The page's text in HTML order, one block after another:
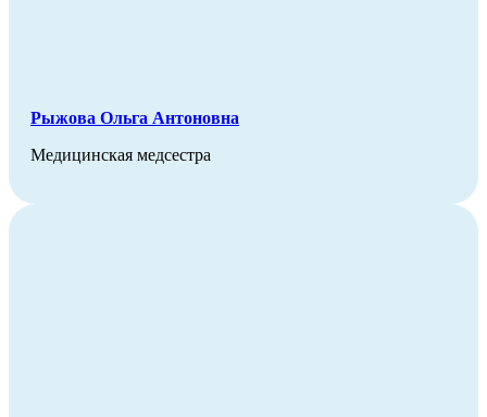
Рыжова Ольга Антоновна
Медицинская медсестра